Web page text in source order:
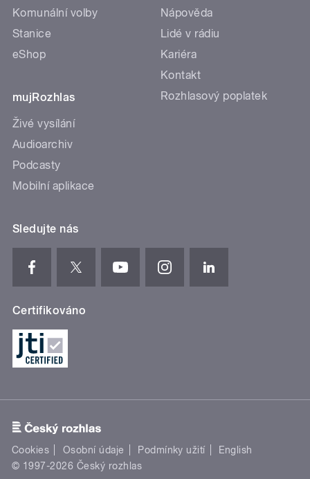
Komunální volby
Stanice
eShop
mujRozhlas
Živé vysílání
Audioarchiv
Podcasty
Mobilní aplikace
Nápověda
Lidé v rádiu
Kariéra
Kontakt
Rozhlasový poplatek
Sledujte nás
Certifikováno
Cookies Osobní údaje Podmínky užití
English
© 1997-2026 Český rozhlas